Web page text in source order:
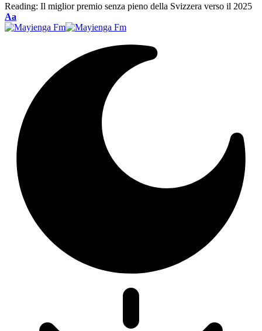
Reading: Il miglior premio senza pieno della Svizzera verso il 2025
Font
Resizer
Aa